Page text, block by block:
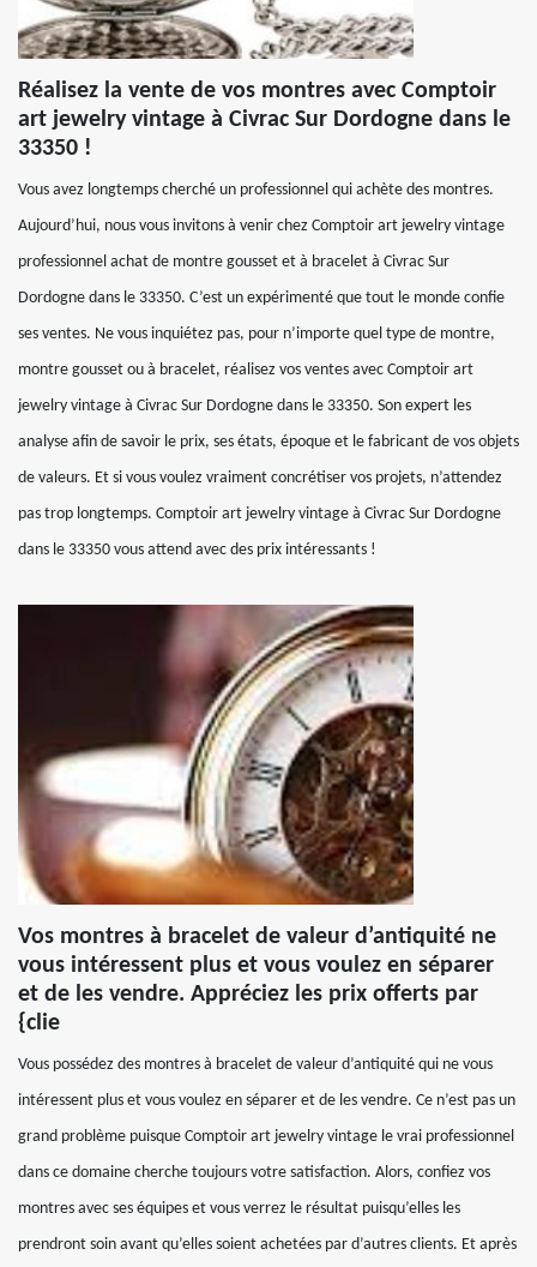
Réalisez la vente de vos montres avec Comptoir
art jewelry vintage à Civrac Sur Dordogne dans le
33350 !
Vous avez longtemps cherché un professionnel qui achète des montres.
Aujourd’hui, nous vous invitons à venir chez Comptoir art jewelry vintage
professionnel achat de montre gousset et à bracelet à Civrac Sur
Dordogne dans le 33350. C’est un expérimenté que tout le monde confie
ses ventes. Ne vous inquiétez pas, pour n’importe quel type de montre,
montre gousset ou à bracelet, réalisez vos ventes avec Comptoir art
jewelry vintage à Civrac Sur Dordogne dans le 33350. Son expert les
analyse afin de savoir le prix, ses états, époque et le fabricant de vos objets
de valeurs. Et si vous voulez vraiment concrétiser vos projets, n’attendez
pas trop longtemps. Comptoir art jewelry vintage à Civrac Sur Dordogne
dans le 33350 vous attend avec des prix intéressants !
Vos montres à bracelet de valeur d’antiquité ne
vous intéressent plus et vous voulez en séparer
et de les vendre. Appréciez les prix offerts par
{clie
Vous possédez des montres à bracelet de valeur d’antiquité qui ne vous
intéressent plus et vous voulez en séparer et de les vendre. Ce n’est pas un
grand problème puisque Comptoir art jewelry vintage le vrai professionnel
dans ce domaine cherche toujours votre satisfaction. Alors, confiez vos
montres avec ses équipes et vous verrez le résultat puisqu’elles les
prendront soin avant qu’elles soient achetées par d’autres clients. Et après